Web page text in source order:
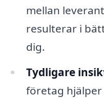
mellan
resulterar i
dig.
Tydligare
företag